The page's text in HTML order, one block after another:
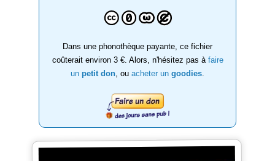
Dans une phonothèque payante, ce fichier
coûterait environ 3 €. Alors, n'hésitez pas à faire
un petit don , ou acheter un goodies